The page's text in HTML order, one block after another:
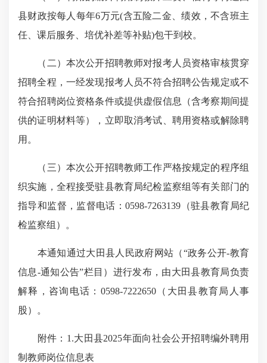
县财政按每人每年6万元(含五险二金、绩效，不含班主
任、课后服务、培优补差等补贴)包干到校。
（二）本次公开招聘教师对报考人员资格审核贯穿
招聘全程，一经发现报考人员不符合招聘公告规定或不
符合招聘岗位资格条件或提供虚假信息（含考察期间提
供的证明材料等），立即取消考试、聘用资格或解除聘
用。
（三）本次公开招聘教师工作严格按规定的程序组
织实施，全程接受驻县教育局纪检监察组等有关部门的
指导和监督，监督电话：0598-7263139（驻县教育局纪
检监察组）。
本通知通过大田县人民政府网站（“政务公开-教育
信息-通知公告”栏目）进行发布，由大田县教育局负责
解释，咨询电话：0598-7222650（大田县教育局人事
股）。
附件： 1.大田县2025年面向社会公开招聘编外聘用
制教师岗位信息表